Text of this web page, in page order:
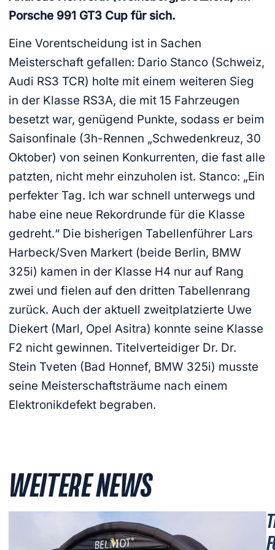
Porsche 991 GT3 Cup für sich.
Eine Vorentscheidung ist in Sachen
Meisterschaft gefallen: Dario Stanco (Schweiz,
Audi RS3 TCR) holte mit einem weiteren Sieg
in der Klasse RS3A, die mit 15 Fahrzeugen
besetzt war, genügend Punkte, sodass er beim
Saisonfinale (3h-Rennen „Schwedenkreuz, 30
Oktober) von seinen Konkurrenten, die fast alle
patzten, nicht mehr einzuholen ist. Stanco: „Ein
perfekter Tag. Ich war schnell unterwegs und
habe eine neue Rekordrunde für die Klasse
gedreht.“ Die bisherigen Tabellenführer Lars
Harbeck/Sven Markert (beide Berlin, BMW
325i) kamen in der Klasse H4 nur auf Rang
zwei und fielen auf den dritten Tabellenrang
zurück. Auch der aktuell zweitplatzierte Uwe
Diekert (Marl, Opel Asitra) konnte seine Klasse
F2 nicht gewinnen. Titelverteidiger Dr. Dr.
Stein Tveten (Bad Honnef, BMW 325i) musste
seine Meisterschaftsträume nach einem
Elektronikdefekt begraben.
WEITERE NEWS